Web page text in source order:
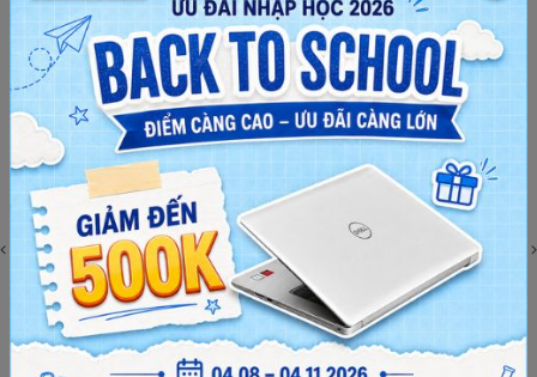
Bàn phím "gõ là mê":Dell Latitude luôn nổi tiếng
với bàn phím cực kỳ chất lượng. Hành trình phím sâu,
độ nảy tốt, khoảng cách hợp lý giúp việc soạn thảo
văn bản, hợp đồng diễn ra với tốc độ cao mà không
hề bị mỏi tay.